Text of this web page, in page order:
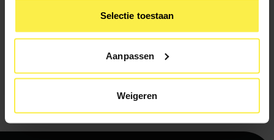
Selectie toestaan
Aanpassen
Weigeren
Ik meld me aan voor de nieuwsbrief